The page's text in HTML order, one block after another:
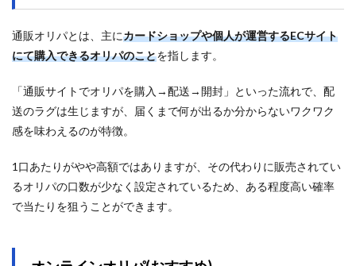
通販オリパとは、主にカードショップや個人が運営するECサイト
にて購入できるオリパのことを指します。
「通販サイトでオリパを購入→配送→開封」といった流れで、配
送のラグは生じますが、届くまで何が出るか分からないワクワク
感を味わえるのが特徴。
1口あたりがやや高額ではありますが、その代わりに販売されてい
るオリパの口数が少なく設定されているため、ある程度高い確率
で当たりを狙うことができます。